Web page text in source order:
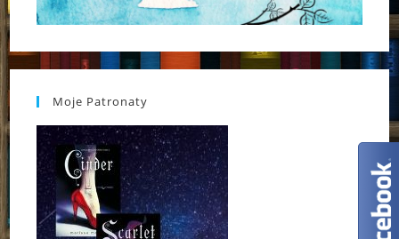
Moje Patronaty